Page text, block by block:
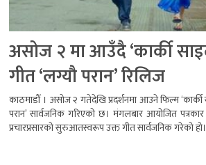
असोज २ मा आउँदै ‘कार्की
गीत ‘लग्यौ परान’ रिलिज
काठमाडौँ । असोज २ गतेदेखि प्रदर्शनमा आउने फिल्म ‘कार्की
परान’ सार्वजनिक गरिएको छ। मंगलबार आयोजित
प्रचारप्रसारको सुरुआतस्वरूप उक्त गीत सार्वजनिक गरेको